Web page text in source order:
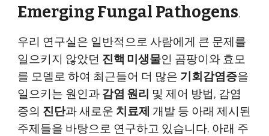
Emerging Fungal Pathogens.
우리 연구실은 일반적으로 사람에게 큰 문제를
일으키지 않았던 진핵 미생물인 곰팡이와 효모
를 모델로 하여 최근들어 더 많은 기회감염증을
일으키는 원인과 감염 원리 및 제어 방법, 감염
증의 진단과 새로운 치료제 개발 등 아래 제시된
주제들을 바탕으로 연구하고 있습니다. 아래 주